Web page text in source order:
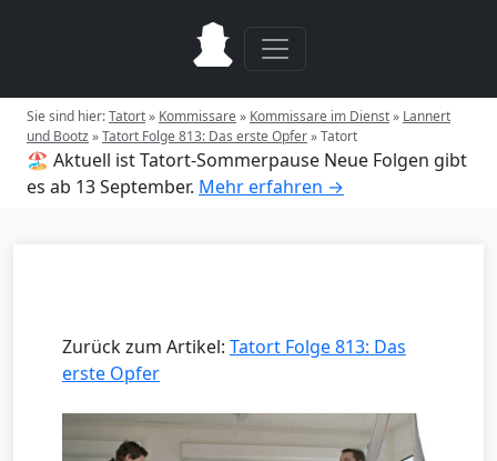
Sie sind hier:Tatort» Kommissare» Kommissare im Dienst» Lannert
und Bootz»Tatort Folge 813: Das erste Opfer»Tatort
🏖️ Aktuell ist Tatort-Sommerpause Neue Folgen gibt
es ab 13 September. Mehr erfahren →
Zurück zum Artikel: Tatort Folge 813: Das
erste Opfer